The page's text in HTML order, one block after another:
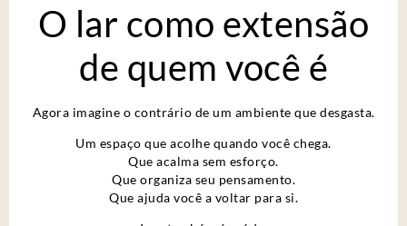
O lar como extensão
de quem você é
Agora imagine o contrário de um ambiente que desgasta.
Um espaço que acolhe quando você chega.
Que acalma sem esforço.
Que organiza seu pensamento.
Que ajuda você a voltar para si.